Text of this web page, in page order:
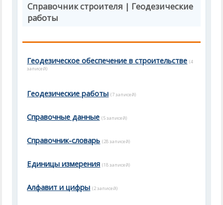
Справочник строителя | Геодезические
работы
Геодезическое обеспечение в строительстве (4
записей)
Геодезические работы (7 записей)
Справочные данные (5 записей)
Справочник-словарь (28 записей)
Единицы измерения (18 записей)
Алфавит и цифры (2 записей)